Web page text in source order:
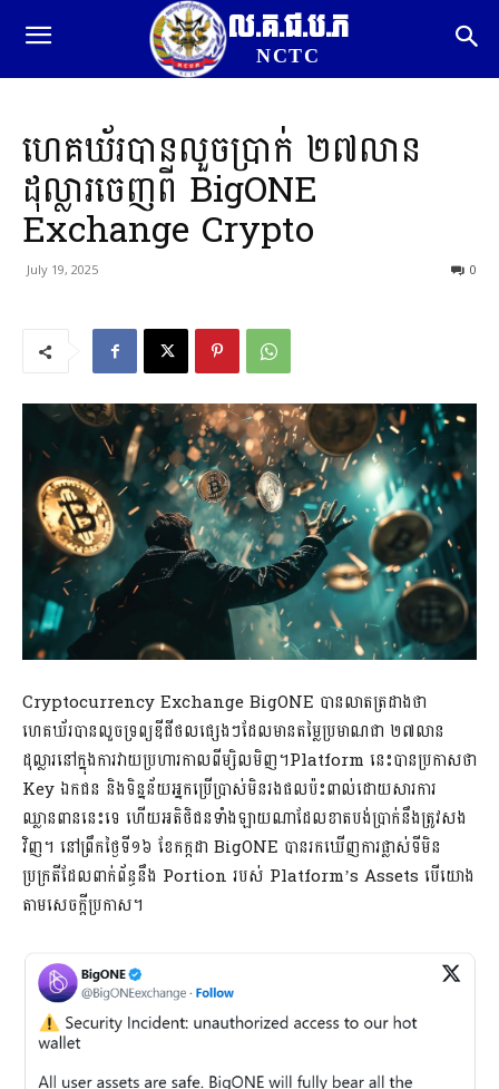
ល.គ.ជ.ប.ភ
NCTC
ហេគឃ័របានលួចប្រាក់ ២៧លាន
ដុល្លារចេញពី BigONE
Exchange Crypto
July 19, 2025 0
Cryptocurrency Exchange BigONE បានលាតត្រដាងថា
ហេគឃ័របានលួចទ្រព្យឌីជីថលផ្សេងៗដែលមានតម្លៃប្រមាណជា ២៧លាន
ដុល្លារនៅក្នុងការវាយប្រហារកាលពីម្សិលមិញ។Platform នេះបានប្រកាសថា
Key ឯកជន និងទិន្នន័យអ្នកប្រើប្រាស់មិនរងផលប៉ះពាល់ដោយសារការ
ឈ្លានពាននេះទេ ហើយអតិថិជនទាំងឡាយណាដែលខាតបង់ប្រាក់នឹងត្រូវសង
វិញ។ នៅព្រឹកថ្ងៃទី១៦ ខែកក្កដា BigONE បានរកឃើញការផ្លាស់ទីមិន
ប្រក្រតីដែលពាក់ព័ន្ធនឹង Portion របស់ Platform’s Assets បើយោង
តាមសេចក្តីប្រកាស។